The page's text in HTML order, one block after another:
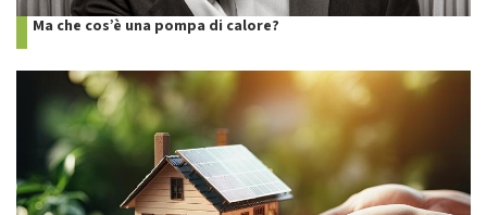
Ma che cos’è una pompa di calore?